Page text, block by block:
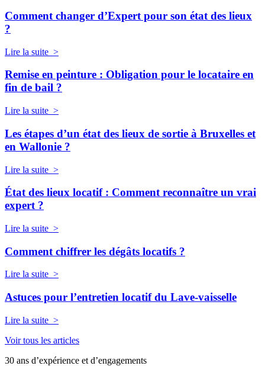
Comment changer d’Expert pour son état des lieux
?
Lire la suite >
Remise en peinture : Obligation pour le locataire en
fin de bail ?
Lire la suite >
Les étapes d’un état des lieux de sortie à Bruxelles et
en Wallonie ?
Lire la suite >
État des lieux locatif : Comment reconnaître un vrai
expert ?
Lire la suite >
Comment chiffrer les dégâts locatifs ?
Lire la suite >
Astuces pour l’entretien locatif du Lave-vaisselle
Lire la suite >
Voir tous les articles
30 ans d’expérience et d’engagements